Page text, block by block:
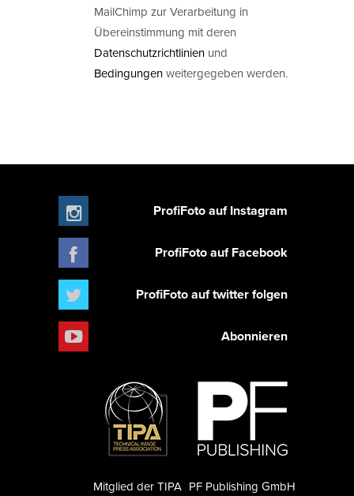
MailChimp zur Verarbeitung in
Übereinstimmung mit deren
Datenschutzrichtlinien und
Bedingungenweitergegeben werden.
ProfiFoto auf Instagram
ProfiFoto auf Facebook
ProfiFoto auf twitter folgen
Abonnieren
PF Publishing GmbH
Mitglied der TIPA